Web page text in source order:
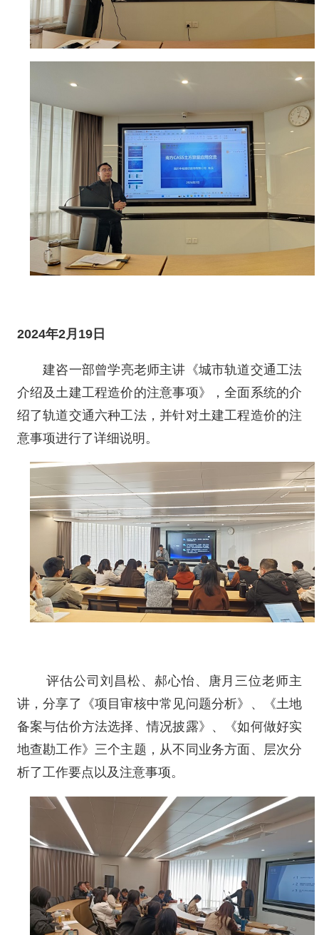
2024年2月19日
建咨一部曾学亮老师主讲《城市轨道交通工法
介绍及土建工程造价的注意事项》，全面系统的介
绍了轨道交通六种工法，并针对土建工程造价的注
意事项进行了详细说明。
评估公司刘昌松、郝心怡、唐月三位老师主
讲，分享了《项目审核中常见问题分析》、《土地
备案与估价方法选择、情况披露》、《如何做好实
地查勘工作》三个主题，从不同业务方面、层次分
析了工作要点以及注意事项。